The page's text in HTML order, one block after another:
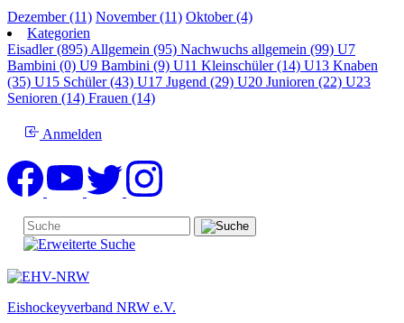
Dezember (11) November (11) Oktober (4)
Kategorien
Eisadler (895) Allgemein (95) Nachwuchs allgemein (99) U7
Bambini (0) U9 Bambini (9) U11 Kleinschüler (14) U13 Knaben
(35) U15 Schüler (43) U17 Jugend (29) U20 Junioren (22) U23
Senioren (14) Frauen (14)
Anmelden
Eishockeyverband NRW e.V.